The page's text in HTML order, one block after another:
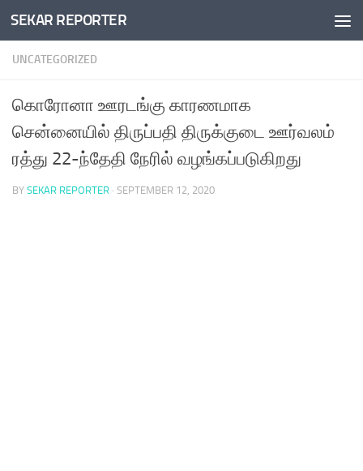
Skip to content
SEKAR REPORTER
UNCATEGORIZED
கொரோனா ஊரடங்கு காரணமாக
சென்னையில் திருப்பதி திருக்குடை ஊர்வலம்
ரத்து 22-ந்தேதி நேரில் வழங்கப்படுகிறது
BY SEKAR REPORTER · SEPTEMBER 12, 2020